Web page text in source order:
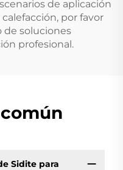
de aplicación
por favor
soluciones
profesional.
Sidite para